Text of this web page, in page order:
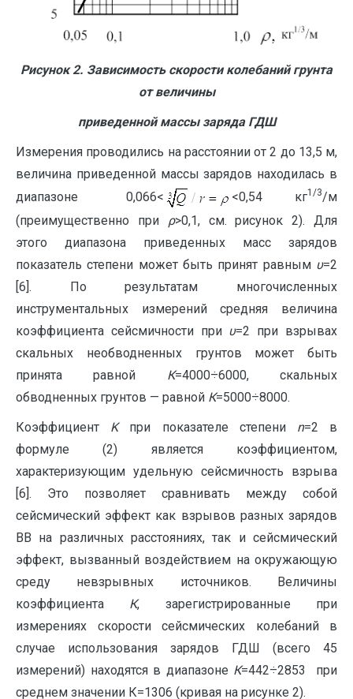
Рисунок 2. Зависимость скорости колебаний грунта
от величины
приведенной массы заряда ГДШ
Измерения проводились на расстоянии от 2 до 13,5 м,
величина приведенной массы зарядов находилась в
диапазоне 0,066<
<0,54 кг1/3/м
(преимущественно при ρ>0,1, см. рисунок 2). Для
этого диапазона приведенных масс зарядов
показатель степени может быть принят равным υ=2
[6]. По результатам многочисленных
инструментальных измерений средняя величина
коэффициента сейсмичности при υ=2 при взрывах
скальных необводненных грунтов может быть
принята равной К=4000÷6000, скальных
обводненных грунтов — равной К=5000÷8000.
Коэффициент Kпри показателе степени n=2 в
формуле (2) является коэффициентом,
характеризующим удельную сейсмичность взрыва
[6]. Это позволяет сравнивать между собой
сейсмический эффект как взрывов разных зарядов
ВВ на различных расстояниях, так и сейсмический
эффект, вызванный воздействием на окружающую
среду невзрывных источников. Величины
коэффициента К, зарегистрированные при
измерениях скорости сейсмических колебаний в
случае использования зарядов ГДШ (всего 45
измерений) находятся в диапазоне К=442÷2853 при
среднем значении К=1306 (кривая на рисунке 2).